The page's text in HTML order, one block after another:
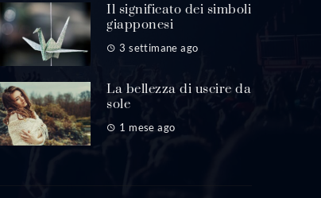
Il significato dei simboli
giapponesi
3 settimane ago
La bellezza di uscire da
sole
1 mese ago